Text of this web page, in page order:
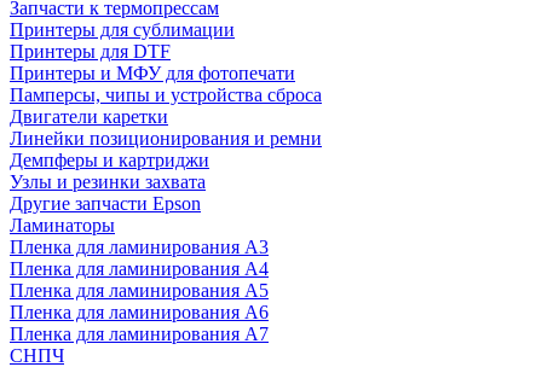
Запчасти к термопрессам
Принтеры для сублимации
Принтеры для DTF
Принтеры и МФУ для фотопечати
Памперсы, чипы и устройства сброса
Двигатели каретки
Линейки позиционирования и ремни
Демпферы и картриджи
Узлы и резинки захвата
Другие запчасти Epson
Ламинаторы
Пленка для ламинирования А3
Пленка для ламинирования А4
Пленка для ламинирования А5
Пленка для ламинирования А6
Пленка для ламинирования А7
СНПЧ